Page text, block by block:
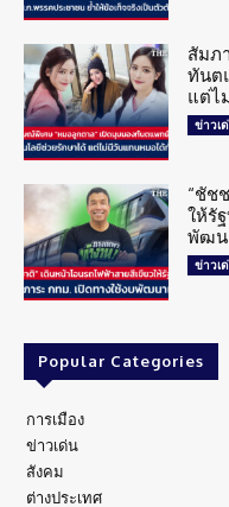
สัมภ
ทันต
แต่ไ
ข่าวเ
“ชัช
ให้รั
พัฒน
ข่าวเ
Popular Categories
การเมือง
ข่าวเด่น
สังคม
ต่างประเทศ